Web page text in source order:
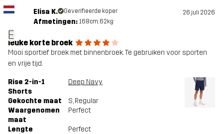
E
Elisa K. Geverifieerde koper 26 juli 2026
Afmetingen: 168cm, 62kg
leuke korte broek
Mooi sportief broek met binnenbroek. Te gebruiken voor sporten
en vrije tijd.
Rise 2-in-1
Shorts
Deep Navy
Gekochte maat S, Regular
Waargenomen
maat
Perfect
Lengte Perfect